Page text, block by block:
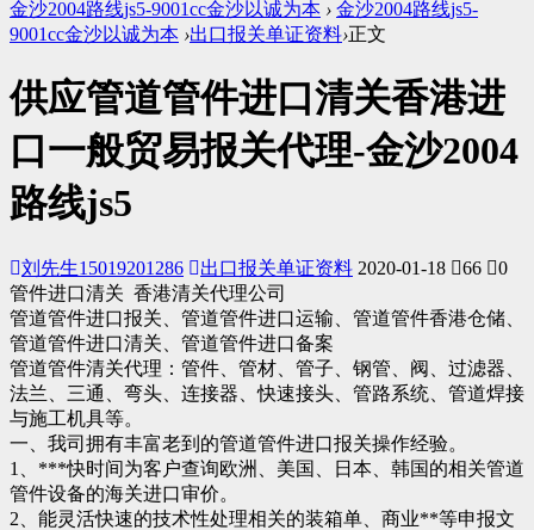
金沙2004路线js5-9001cc金沙以诚为本 › 金沙2004路线js5-
9001cc金沙以诚为本 ›出口报关单证资料›正文
供应管道管件进口清关香港进
口一般贸易报关代理-金沙2004
路线js5
刘先生15019201286 出口报关单证资料 2020-01-18 66
0
管件进口清关 香港清关代理公司
管道管件进口报关、管道管件进口运输、管道管件香港仓储、
管道管件进口清关、管道管件进口备案
管道管件清关代理：管件、管材、管子、钢管、阀、过滤器、
法兰、三通、弯头、连接器、快速接头、管路系统、管道焊接
与施工机具等。
一、我司拥有丰富老到的管道管件进口报关操作经验。
1、***快时间为客户查询欧洲、美国、日本、韩国的相关管道
管件设备的海关进口审价。
2、能灵活快速的技术性处理相关的装箱单、商业**等申报文